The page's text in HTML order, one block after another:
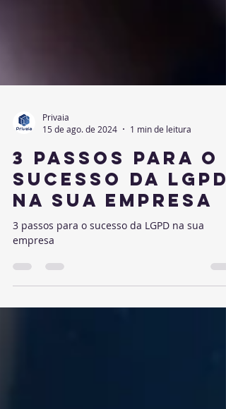
Privaia
15 de ago. de 2024
1 min de leitura
3 passos para o
sucesso da LGPD
na sua empresa
3 passos para o sucesso da LGPD na sua